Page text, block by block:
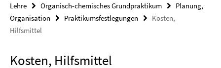
Lehre
Organisch-chemisches Grundpraktikum
Planung,
Organisation
Praktikumsfestlegungen
Kosten,
Hilfsmittel
Kosten, Hilfsmittel